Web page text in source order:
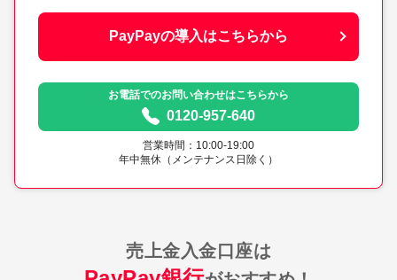
PayPayの導入はこちらから
お電話でのお問い合わせはこちらから
0120-957-640
営業時間：10:00-19:00
年中無休（メンテナンス日除く）
売上金入金口座は